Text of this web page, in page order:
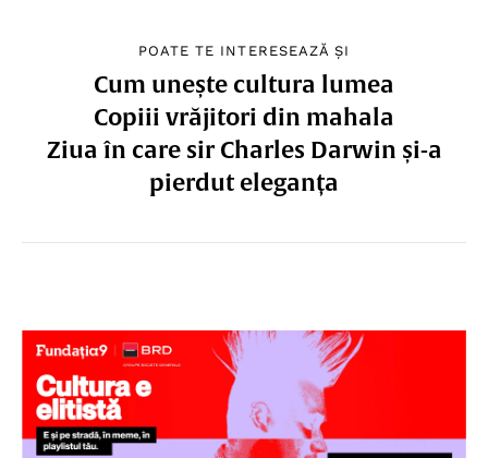
POATE TE INTERESEAZĂ ȘI
Cum unește cultura lumea
Copiii vrăjitori din mahala
Ziua în care sir Charles Darwin și-a
pierdut eleganța